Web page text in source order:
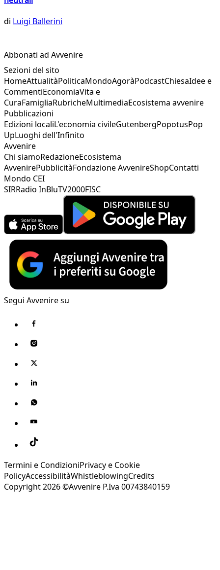
di Luigi Ballerini
Abbonati ad Avvenire
Sezioni del sito
HomeAttualitàPoliticaMondoAgoràPodcastChiesaIdee e
CommentiEconomiaVita e
CuraFamigliaRubricheMultimediaEcosistema avvenire
Pubblicazioni
Edizioni localiL'economia civileGutenbergPopotusPop
UpLuoghi dell'Infinito
Avvenire
Chi siamoRedazioneEcosistema
AvvenirePubblicitàFondazione AvvenireShopContatti
Mondo CEI
SIRRadio InBluTV2000FISC
Segui Avvenire su
Termini e CondizioniPrivacy e Cookie
PolicyAccessibilitàWhistleblowingCredits
Copyright 2026 ©Avvenire P.Iva 00743840159